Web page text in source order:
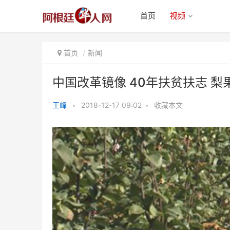
首页 视频
首页 新闻
中国改革镜像 40年扶贫扶志​ 梨
王峰 • 2018-12-17 09:02 • 收藏本文